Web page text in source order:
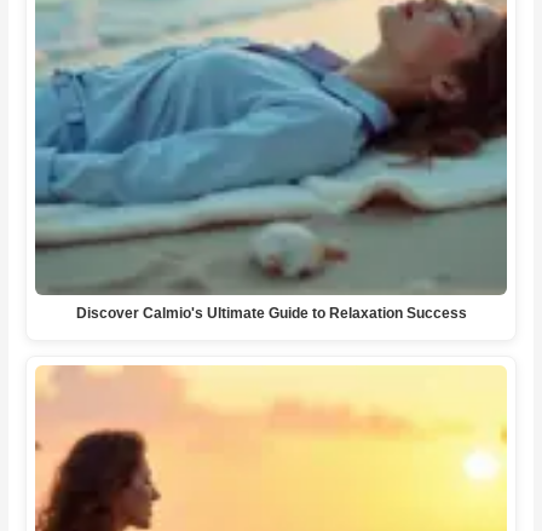
Discover Calmio's Ultimate Guide to Relaxation Success